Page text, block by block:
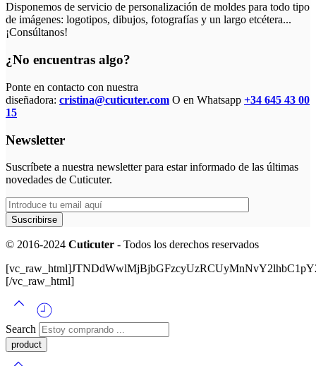
Disponemos de servicio de personalización de moldes para todo tipo
de imágenes: logotipos, dibujos, fotografías y un largo etcétera...
¡Consúltanos!
¿No encuentras algo?
Ponte en contacto con nuestra
diseñadora: cristina@cuticuter.com O en Whatsapp +34 645 43 00
15
Newsletter
Suscríbete a nuestra newsletter para estar informado de las últimas
novedades de Cuticuter.
© 2016-2024 Cuticuter - Todos los derechos reservados
[/vc_raw_html]
Search